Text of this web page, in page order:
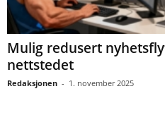
Mulig redusert
nettstedet
Redaksjonen - 1. november 2025